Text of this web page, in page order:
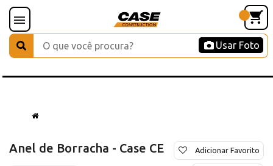
Usar Foto
Anel de Borracha - Case CE Adicionar Favorito